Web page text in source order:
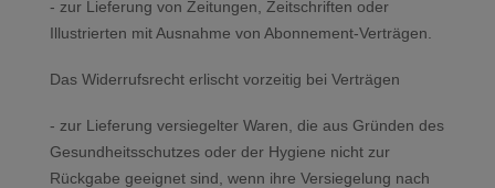
- zur Lieferung von Zeitungen, Zeitschriften oder
Illustrierten mit Ausnahme von Abonnement-Verträgen.
Das Widerrufsrecht erlischt vorzeitig bei Verträgen
- zur Lieferung versiegelter Waren, die aus Gründen des
Gesundheitsschutzes oder der Hygiene nicht zur
Rückgabe geeignet sind, wenn ihre Versiegelung nach